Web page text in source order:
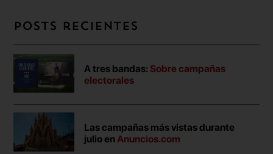
Posts recientes
A tres bandas: Sobre campañas
electorales
Las campañas más vistas durante
julio enAnuncios.com